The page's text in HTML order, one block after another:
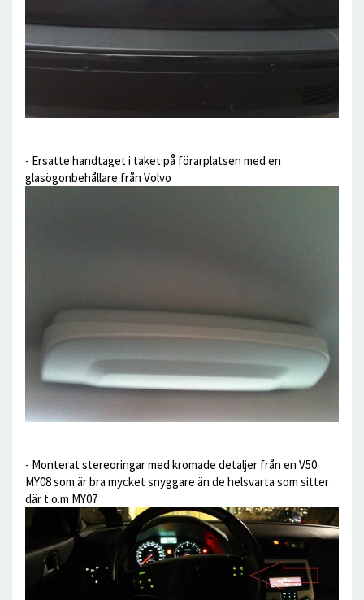
- Ersatte handtaget i taket på förarplatsen med en
glasögonbehållare från Volvo
- Monterat stereoringar med kromade detaljer från en V50
MY08 som är bra mycket snyggare än de helsvarta som sitter
där t.o.m MY07